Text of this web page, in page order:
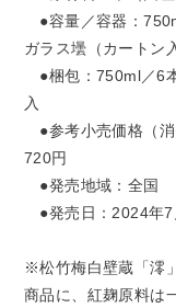
●容量／容器：
ガラス壜（カートン
●梱包：750ml／6
入
●参考小売価格（
720円
●発売地域：全国
●発売日：2024年7
※松竹梅白壁蔵「澪
商品に、紅麹原料は